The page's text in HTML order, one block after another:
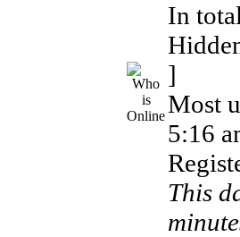
In
]
Most
5:16
This